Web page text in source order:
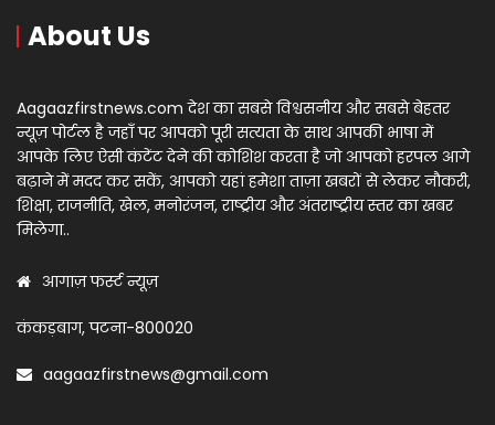
About Us
Aagaazfirstnews.com देश का सबसे विश्वसनीय और सबसे बेहतर
न्यूज़ पोर्टल है जहाँ पर आपको पूरी सत्यता के साथ आपकी भाषा में
आपके लिए ऐसी कंटेंट देने की कोशिश करता है जो आपको हरपल आगे
बढ़ाने में मदद कर सकें, आपको यहां हमेशा ताज़ा खबरों से लेकर नौकरी,
शिक्षा, राजनीति, खेल, मनोरंजन, राष्ट्रीय और अंतराष्ट्रीय स्तर का खबर
मिलेगा..
आगाज़ फर्स्ट न्यूज़
कंकड़बाग, पटना-800020
aagaazfirstnews@gmail.com